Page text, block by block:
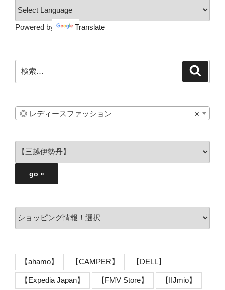
Powered by Translate
検
索:
×
◎ レディースファッション
【ahamo】 【CAMPER】 【DELL】
【Expedia Japan】 【FMV Store】 【IIJmio】